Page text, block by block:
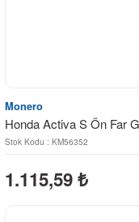
Monero
Honda Activa S Ön Far
Stok Kodu : KM56352
1.115,59 ₺